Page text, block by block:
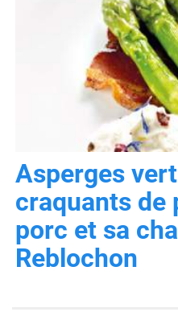
Asperges
craquants de
porc et sa
Reblochon